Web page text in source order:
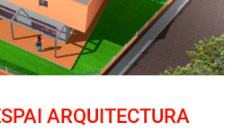
ARQUITECTURA